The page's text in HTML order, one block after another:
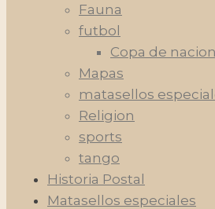
Fauna
futbol
Copa de
Mapas
matasellos
Religion
sports
tango
Historia Postal
Matasellos especiales